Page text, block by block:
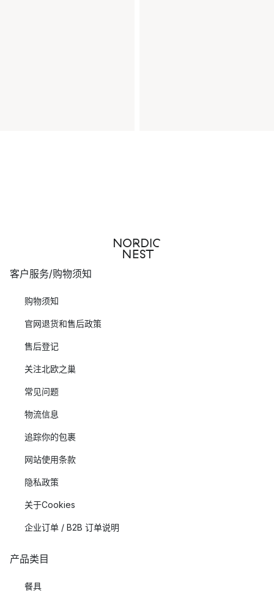
客户服务/购物须知
购物须知
官网退货和售后政策
售后登记
关注北欧之巢
常见问题
物流信息
追踪你的包裹
网站使用条款
隐私政策
关于Cookies
企业订单 / B2B 订单说明
产品类目
餐具